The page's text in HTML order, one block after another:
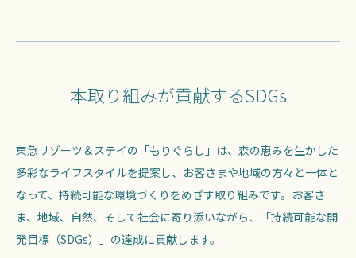
本取り組みが貢献するSDGs
東急リゾーツ＆ステイの「もりぐらし」は、森の恵みを生かした
多彩なライフスタイルを提案し、お客さまや地域の方々と一体と
なって、持続可能な環境づくりをめざす取り組みです。お客さ
ま、地域、自然、そして社会に寄り添いながら、「持続可能な開
発目標（SDGs）」の達成に貢献します。